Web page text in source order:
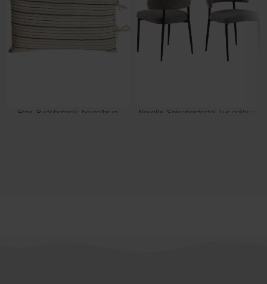
Etna, Pudebetræk, beige/brun,
Novella, Spisebordsstol, Lys gråbrun,